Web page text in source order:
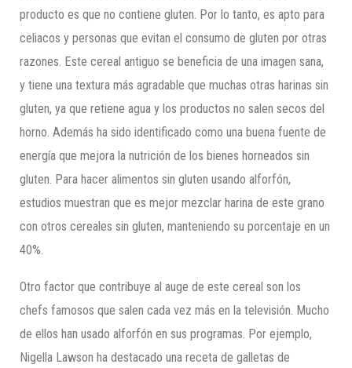
producto es que no contiene gluten. Por lo tanto, es apto para
celiacos y personas que evitan el consumo de gluten por otras
razones. Este cereal antiguo se beneficia de una imagen sana,
y tiene una textura más agradable que muchas otras harinas sin
gluten, ya que retiene agua y los productos no salen secos del
horno. Además ha sido identificado como una buena fuente de
energía que mejora la nutrición de los bienes horneados sin
gluten. Para hacer alimentos sin gluten usando alforfón,
estudios muestran que es mejor mezclar harina de este grano
con otros cereales sin gluten, manteniendo su porcentaje en un
40%.
Otro factor que contribuye al auge de este cereal son los
chefs famosos que salen cada vez más en la televisión. Mucho
de ellos han usado alforfón en sus programas. Por ejemplo,
Nigella Lawson ha destacado una receta de galletas de